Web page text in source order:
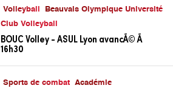
Volleyball
Beauvais Olympique Université
Club Volleyball
BOUC Volley - ASUL Lyon avancÃ© Ã
16h30
Sports de combat
Académie